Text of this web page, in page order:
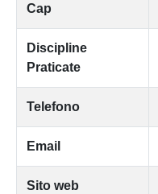
Cap
Discipline
Praticate
Telefono
Email
Sito web